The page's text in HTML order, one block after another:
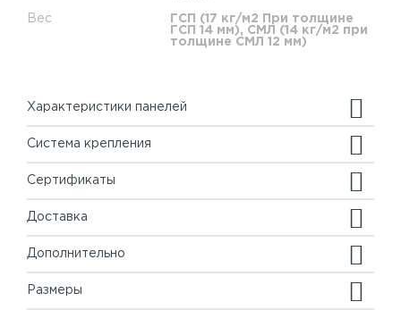
Вес
ГСП (17 кг/м2 При толщине
ГСП 14 мм), СМЛ (14 кг/м2 при
толщине СМЛ 12 мм)
Характеристики панелей
Система крепления
Сертификаты
Доставка
Дополнительно
Размеры